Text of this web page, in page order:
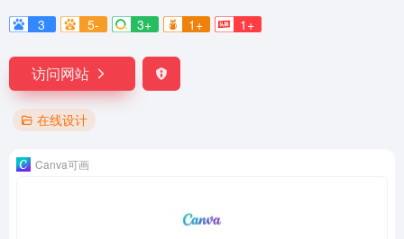
3
5- 3+ 1+ 1+
访问网站
在线设计
Canva可画